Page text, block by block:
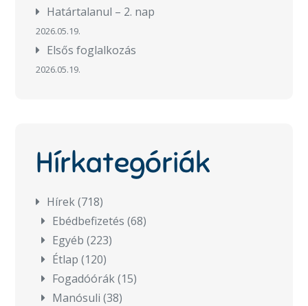
Határtalanul – 2. nap
2026.05.19.
Elsős foglalkozás
2026.05.19.
Hírkategóriák
Hírek(718)
Ebédbefizetés (68)
Egyéb (223)
Étlap (120)
Fogadóórák(15)
Manósuli (38)